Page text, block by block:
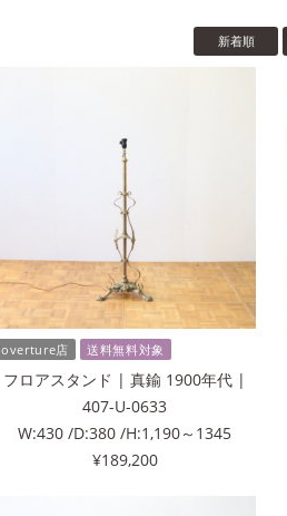
新着順
overture店 送料無料対象
フロアスタンド | 真鍮 1900年代 |
407-U-0633
W:430 /D:380 /H:1,190～1345
¥189,200